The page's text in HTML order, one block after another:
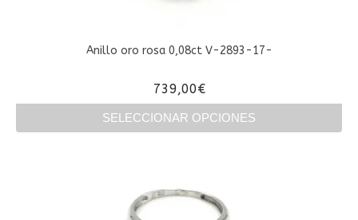
Anillo oro rosa 0,08ct V-2893-17-
739,00€
SELECCIONAR OPCIONES
múltiples
variantes.